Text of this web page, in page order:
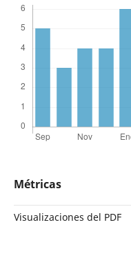
Métricas
Visualizaciones del PDF